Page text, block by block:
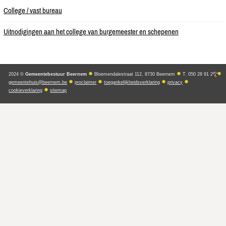
College / vast bureau
Uitnodigingen aan het college van burgemeester en schepenen
2024 ©Gemeentebestuur Beernem Bloemendalestraat 112, 8730 Beernem
T. 050 28 91 20
gemeentehuis@beernem.be
proclaimer toegankelijkheidsverklaring
privacy
cookieverklaring
sitemap